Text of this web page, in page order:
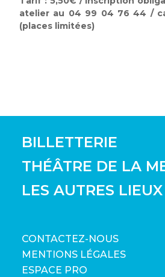
atelier au 04 99 04 76 44 /
(places limitées)
BILLETTERIE
THÉÂTRE DE LA
LES AUTRES LIEUX
CONTACTEZ-NOUS
MENTIONS LÉGALES
ESPACE PRO